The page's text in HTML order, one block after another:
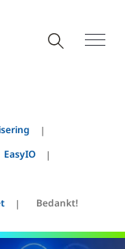
EasyIO
Bedankt!